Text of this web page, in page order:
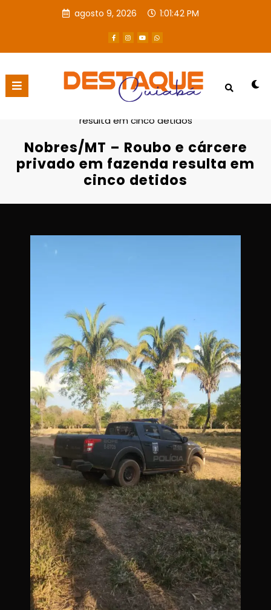
agosto 9, 2026 1:01:44 PM
Página inicial
Destaques
resulta em cinco detidos
Nobres/MT – Roubo e cárcere
privado em fazenda resulta em
cinco detidos